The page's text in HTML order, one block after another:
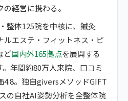
経営に携わる。
整体125院を中核に、鍼灸
ルエステ・フィットネス・ピ
ど国内外165拠点を展開する
年間約80万人来院、口コミ
4.8。独自giversメソッドGIFT
の自社AI姿勢分析を全整体院